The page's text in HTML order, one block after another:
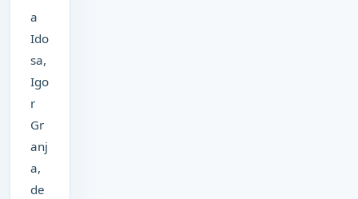
a
Ido
sa,
Igo
r
Gr
anj
a,
de